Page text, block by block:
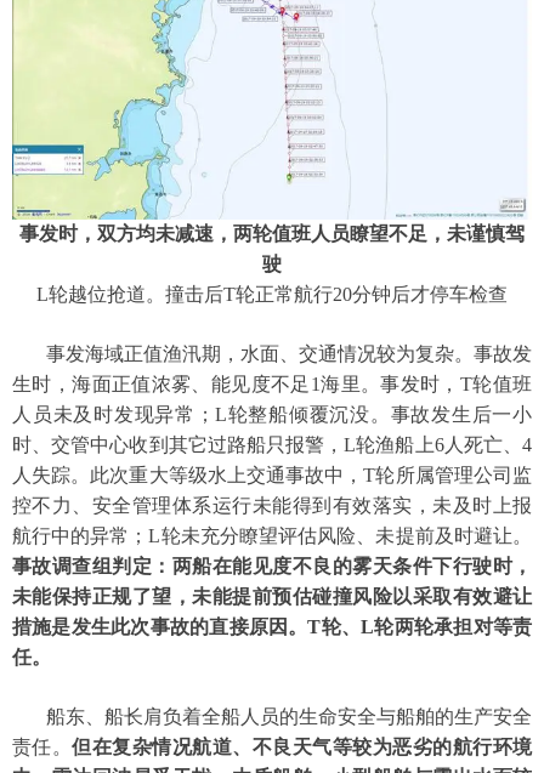
事发时，双方均未减速，两轮值班人员瞭望不足，未谨慎驾
驶
L轮越位抢道。撞击后T轮正常航行20分钟后才停车检查
事发海域正值渔汛期， 水面、交通情况较为复杂。 事故发
生时，海面正值浓雾、能见度不足 1海里 。事发时， T轮值班
人员未及时发现异常； L轮整船倾覆沉没。事故发生后一小
时、交管中心收到其它过路船只报警，L轮渔船上6人死亡、4
人失踪。 此次重大等级水上交通事故中，T轮所属管理公司监
控不力、安全管理体系运行未能得到有效落实，未及时上报
航行中的异常；L轮未充分瞭望评估风险、未提前及时避让。
事故调查组判定：两船在能见度不良的雾天条件下行驶时，
未能保持正规了望，未能提前预估碰撞风险以采取有效避让
措施是发生此次事故的直接原因。T轮、L轮两轮承担对等责
任。
船东、船长肩负着全船人员的生命安全与船舶的生产安全
责任。但在复杂情况航道、不良天气等较为恶劣的航行环境